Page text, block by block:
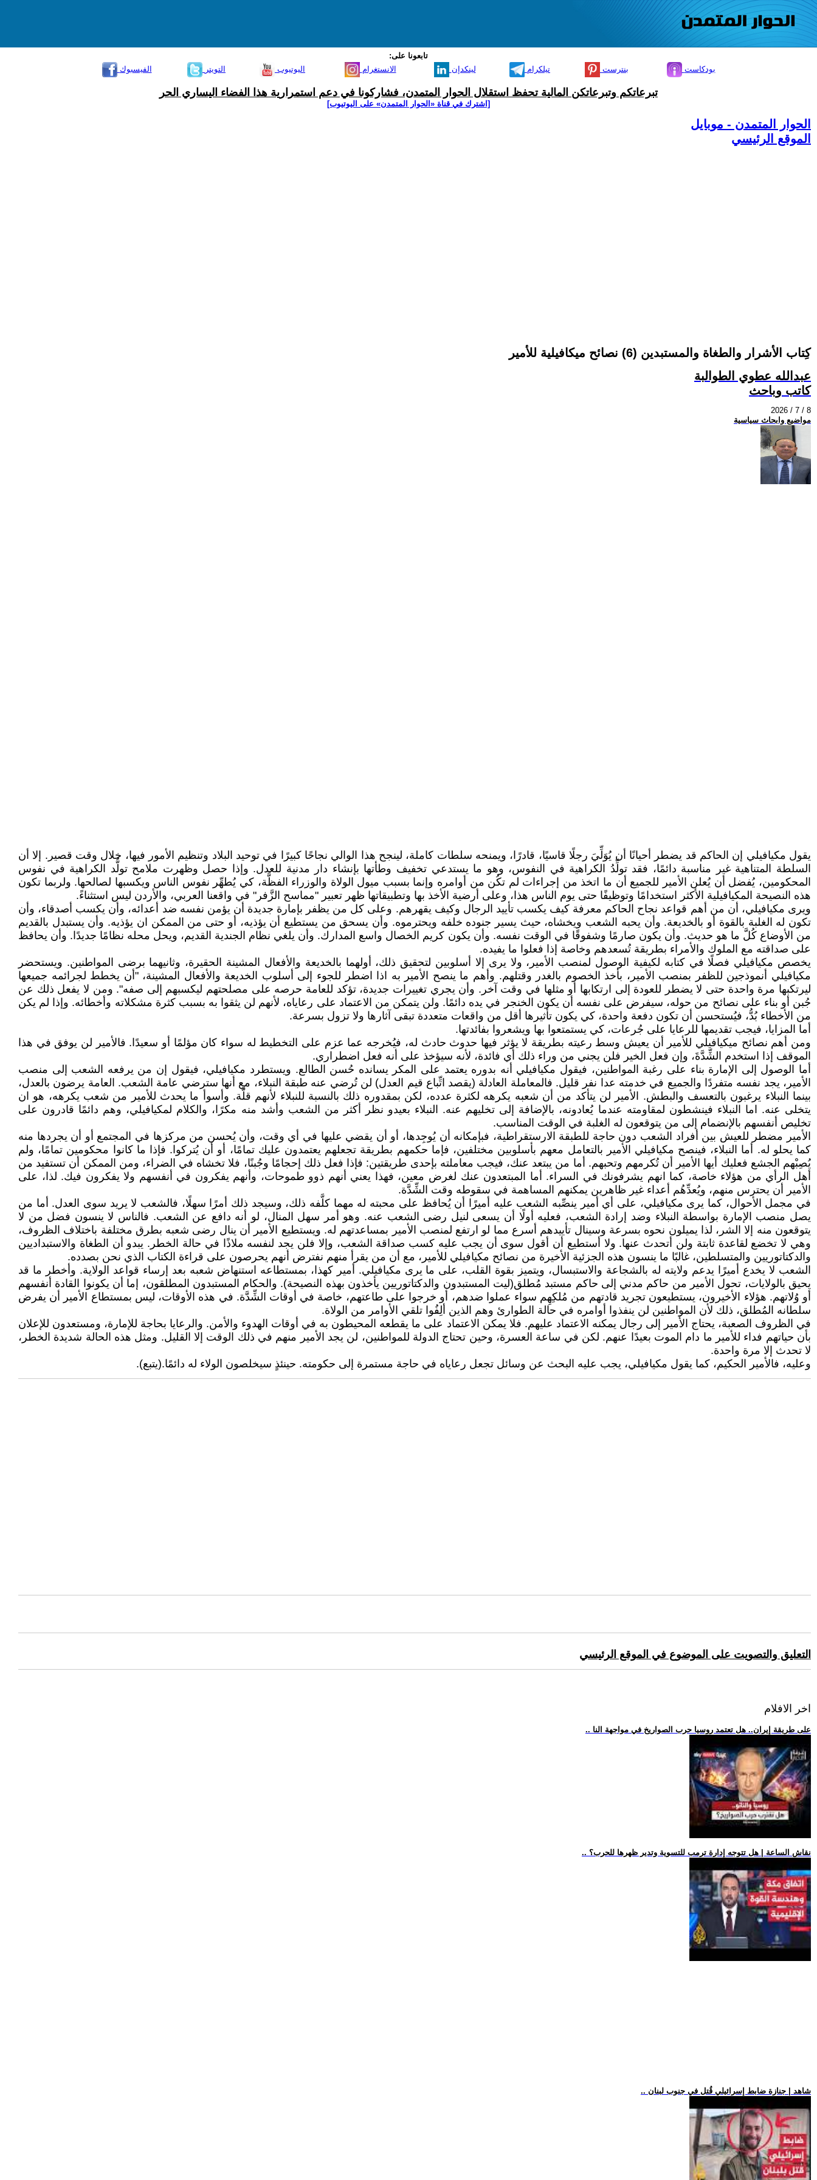
تابعونا على:
الفيسبوك
التويتر اليوتيوب الانستغرام لينكدإن تيلكرام بنترست بودكاست
تبرعاتكم وتبرعاتكن المالية تحفظ استقلال الحوار المتمدن، فشاركونا في دعم استمرارية هذا الفضاء اليساري الحر
[اشترك في قناة ‫«الحوار المتمدن» على اليوتيوب]
الحوار المتمدن - موبايل
الموقع الرئيسي
كِتاب الأشرار والطغاة والمستبدين (6) نصائح ميكافيلية للأمير
عبدالله عطوي الطوالبة
كاتب وباحث
2026 / 7 / 8
مواضيع وابحاث سياسية
يقول مكيافيلي إن الحاكم قد يضطر أحيانًا أن يُوَلِّيَ رجلًا قاسيًا، قادرًا، ويمنحه سلطات كاملة، لينجح هذا الوالي نجاحًا كبيرًا في توحيد البلاد وتنظيم الأمور فيها، خلال وقت قصير. إلا أن
السلطة المتناهية غير مناسبة دائمًا، فقد تولِّدُ الكراهية في النفوس، وهو ما يستدعي تخفيف وطأتها بإنشاء دار مدنية للعدل. وإذا حصل وظهرت ملامح تولُّد الكراهية في نفوس
المحكومين، يُفضل أن يُعلن الأمير للجميع أن ما اتخذ من إجراءات لم تكُن من أوامره وإنما بسبب ميول الولاة والوزراء الفظَّة، كي يُطهِّر نفوس الناس ويكسبها لصالحها. ولربما تكون
هذه النصيحة المكيافيلية الأكثر استخدامًا وتوظيفًا حتى يوم الناس هذا، وعلى أرضية الأخذ بها وتطبيقاتها ظهر تعبير "مماسح الزَّفر" في واقعنا العربي، والأردن ليس استثناءً.
ويرى مكيافيلي، أن من أهم قواعد نجاح الحاكم معرفة كيف يكسب تأييد الرجال وكيف يقهرهم. وعلى كل من يظفر بإمارة جديدة أن يؤمن نفسه ضد أعدائه، وأن يكسب أصدقاء، وأن
تكون له الغلبة بالقوة أو بالخديعة. وأن يحبه الشعب ويخشاه، حيث يسير جنوده خلفه ويحترموه. وأن يسحق من يستطيع أن يؤذيه، أو حتى من الممكن ان يؤذيه. وأن يستبدل بالقديم
من الأوضاع كُلَّ ما هو حديث. وأن يكون صارمًا وشفوقًا في الوقت نفسه. وأن يكون كريم الخصال واسع المدارك. وأن يلغي نظام الجندية القديم، ويحل محله نظامًا جديدًا. وأن يحافظ
على صداقته مع الملوك والأمراء بطريقة تُسعدهم وخاصة إذا فعلوا ما يفيده.
يخصص مكيافيلي فصلًا في كتابه لكيفية الوصول لمنصب الأمير، ولا يرى إلا أسلوبين لتحقيق ذلك، أولهما بالخديعة والأفعال المشينة الحقيرة، وثانيهما برضى المواطنين. ويستحضر
مكيافيلي أنموذجين للظفر بمنصب الأمير، بأخذ الخصوم بالغدر وقتلهم. وأهم ما ينصح الأمير به اذا اضطر للجوء إلى أسلوب الخديعة والأفعال المشينة، "أن يخطط لجرائمه جميعها
ليرتكبها مرة واحدة حتى لا يضطر للعودة إلى ارتكابها أو مثلها في وقت آخر. وأن يجري تغييرات جديدة، تؤكد للعامة حرصه على مصلحتهم ليكسبهم إلى صفه". ومن لا يفعل ذلك عن
جُبن أو بناء على نصائح من حوله، سيفرض على نفسه أن يكون الخنجر في يده دائمًا. ولن يتمكن من الاعتماد على رعاياه، لأنهم لن يثقوا به بسبب كثرة مشكلاته وأخطائه. وإذا لم يكن
من الأخطاء بُدُّ، فيُستحسن أن تكون دفعة واحدة، كي يكون تأثيرها أقل من واقعات متعددة تبقى آثارها ولا تزول بسرعة.
أما المزايا، فيجب تقديمها للرعايا على جُرعات، كي يستمتعوا بها ويشعروا بفائدتها.
ومن أهم نصائح ميكيافيلي للأمير أن يعيش وسط رعيته بطريقة لا يؤثر فيها حدوث حادث له، فيُخرجه عما عزم على التخطيط له سواء كان مؤلمًا أو سعيدًا. فالأمير لن يوفق في هذا
الموقف إذا استخدم الشِّدَّةَ، وإن فعل الخير فلن يجني من وراء ذلك أي فائدة، لأنه سيؤخذ على أنه فعل اضطراري.
أما الوصول إلى الإمارة بناء على رغبة المواطنين، فيقول مكيافيلي أنه بدوره يعتمد على المكر يسانده حُسن الطالع. ويستطرد مكيافيلي، فيقول إن من يرفعه الشعب إلى منصب
الأمير، يجد نفسه متفردًا والجميع في خدمته عدا نفر قليل. فالمعاملة العادلة (يقصد اتِّباع قيم العدل) لن تُرضي عنه طبقة النبلاء، مع أنها سترضي عامة الشعب. العامة يرضون بالعدل،
بينما النبلاء يرغبون بالتعسف والبطش. الأمير لن يتأكد من أن شعبه يكرهه لكثرة عدده، لكن بمقدوره ذلك بالنسبة للنبلاء لأنهم قلَّة. وأسوأ ما يحدث للأمير من شعب يكرهه، هو ان
يتخلى عنه. اما النبلاء فينشطون لمقاومته عندما يُعادونه، بالإضافة إلى تخليهم عنه. النبلاء بعيدو نظر أكثر من الشعب وأشد منه مكرًا، والكلام لمكيافيلي، وهم دائمًا قادرون على
تخليص أنفسهم بالإنضمام إلى من يتوقعون له الغلبة في الوقت المناسب.
الأمير مضطر للعيش بين أفراد الشعب دون حاجة للطبقة الارستقراطية، فبإمكانه أن يُوجِدها، أو أن يقضي عليها في أي وقت، وأن يُحسن من مركزها في المجتمع أو أن يجردها منه
كما يحلو له. أما النبلاء، فينصح مكيافيلي الأمير بالتعامل معهم بأسلوبين مختلفين، فإما حكمهم بطريقة تجعلهم يعتمدون عليك تمامًا، أو أن يُتركوا. فإذا ما كانوا محكومين تمامًا، ولم
يُصِبْهم الجشع فعليك أيها الأمير أن تُكرمهم وتحبهم. أما من يبتعد عنك، فيجب معاملته بإحدى طريقتين: فإذا فعل ذلك إحجامًا وجُبنًا، فلا تخشاه في الضراء، ومن الممكن أن تستفيد من
أهل الرأي من هؤلاء خاصة، كما انهم يشرفونك في السراء. أما المبتعدون عنك لغرض معين، فهذا يعني أنهم ذوو طموحات، وأنهم يفكرون في أنفسهم ولا يفكرون فيك. لذا، على
الأمير أن يحترس منهم، ويُعدِّهُم أعداء غير ظاهرين يمكنهم المساهمة في سقوطه وقت الشِّدَّة.
في مجمل الأحوال، كما يرى مكيافيلي، على أي أمير ينصِّبه الشعب عليه أميرًا أن يُحافظ على محبته له مهما كلَّفه ذلك، وسيجد ذلك أمرًا سهلًا، فالشعب لا يريد سوى العدل. أما من
يصل منصب الإمارة بواسطة النبلاء وضد إرادة الشعب، فعليه أولًا أن يسعى لنيل رضى الشعب عنه. وهو أمر سهل المنال، لو أنه دافع عن الشعب. فالناس لا ينسون فضل من لا
يتوقعون منه إلا الشر، لذا يميلون نحوه بسرعة وسينال تأييدهم أسرع مما لو ارتفع لمنصب الأمير بمساعدتهم له. ويستطيع الأمير أن ينال رضى شعبه بطرق مختلفة باختلاف الظروف،
وهي لا تخضع لقاعدة ثابتة ولن أتحدث عنها. ولا أستطيع أن أقول سوى أن يجب عليه كسب صداقة الشعب، وإلا فلن يجد لنفسه ملاذًا في حالة الخطر. يبدو أن الطغاة والاستبداديين
والدكتاتوريين والمتسلطين، غالبًا ما ينسون هذه الجزئية الأخيرة من نصائح مكيافيلي للأمير، مع أن من يقرأ منهم نفترض أنهم يحرصون على قراءة الكتاب الذي نحن بصدده.
الشعب لا يخدع أميرًا يدعم ولايته له بالشجاعة والاستبسال، ويتميز بقوة القلب، على ما يرى مكيافيلي. أمير كهذا، بمستطاعه استنهاض شعبه بعد إرساء قواعد الولاية. وأخطر ما قد
يحيق بالولايات، تحول الأمير من حاكم مدني إلى حاكم مستبد مُطلق(ليت المستبدون والدكتاتوريين يأخذون بهذه النصيحة). والحكام المستبدون المطلقون، إما أن يكونوا القادة أنفسهم
أو وُلاتهم. هؤلاء الأخيرون، يستطيعون تجريد قادتهم من مُلكِهِم سواء عملوا ضدهم، أو خرجوا على طاعتهم، خاصة في أوقات الشِّدَّة. في هذه الأوقات، ليس بمستطاع الأمير أن يفرض
سلطانه المُطلق، ذلك لأن المواطنين لن ينفذوا أوامره في حالة الطوارئ وهم الذين ألِفُوا تلقي الأوامر من الولاة.
في الظروف الصعبة، يحتاج الأمير إلى رجال يمكنه الاعتماد عليهم. فلا يمكن الاعتماد على ما يقطعه المحيطون به في أوقات الهدوء والأمن. والرعايا بحاجة للإمارة، ومستعدون للإعلان
بأن حياتهم فداء للأمير ما دام الموت بعيدًا عنهم. لكن في ساعة العسرة، وحين تحتاج الدولة للمواطنين، لن يجد الأمير منهم في ذلك الوقت إلا القليل. ومثل هذه الحالة شديدة الخطر،
لا تحدث إلا مرة واحدة.
وعليه، فالأمير الحكيم، كما يقول مكيافيلي، يجب عليه البحث عن وسائل تجعل رعاياه في حاجة مستمرة إلى حكومته. حينئذٍ سيخلصون الولاء له دائمًا.(يتبع).
التعليق والتصويت على الموضوع في الموقع الرئيسي
اخر الافلام
.. على طريقة إيران.. هل تعتمد روسيا حرب الصواريخ في مواجهة النا
.. نقاش الساعة | هل تتوجه إدارة ترمب للتسوية وتدير ظهرها للحرب؟
.. شاهد | جنازة ضابط إسرائيلي قُتل في جنوب لبنان